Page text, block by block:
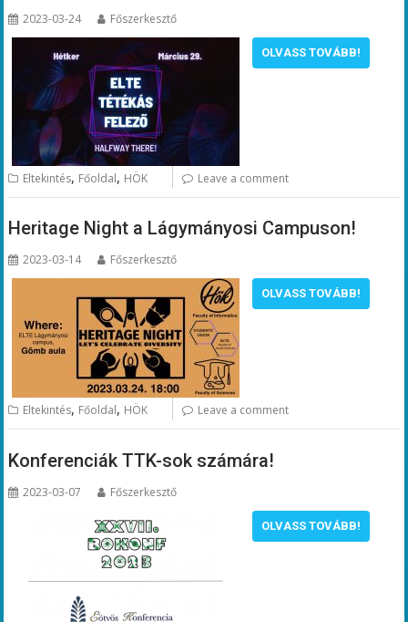
2023-03-24 Főszerkesztő
OLVASS TOVÁBB!
Eltekintés, Főoldal, HÖK Leave a comment
Heritage Night a Lágymányosi Campuson!
2023-03-14 Főszerkesztő
OLVASS TOVÁBB!
Eltekintés, Főoldal, HÖK Leave a comment
Konferenciák TTK-sok számára!
2023-03-07 Főszerkesztő
OLVASS TOVÁBB!